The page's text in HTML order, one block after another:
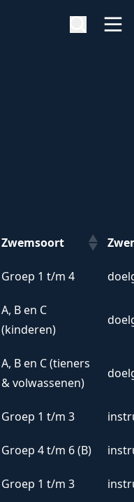
Zwemsoort
Zwemsoort
Groep 1 t/m 4
A, B en C
(kinderen)
A, B en C (tieners
& volwassenen)
Groep 1 t/m 3
Groep 4 t/m 6 (B)
Groep 1 t/m 3